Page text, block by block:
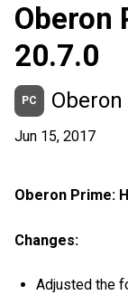
Oberon
20.7.0
PC
Jun 15, 2017
Oberon Prime:
Changes:
Adjusted the